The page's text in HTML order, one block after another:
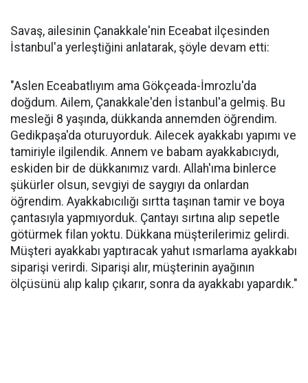
Savaş, ailesinin Çanakkale'nin Eceabat ilçesinden
İstanbul'a yerleştiğini anlatarak, şöyle devam etti:
"Aslen Eceabatlıyım ama Gökçeada-İmrozlu'da
doğdum. Ailem, Çanakkale'den İstanbul'a gelmiş. Bu
mesleği 8 yaşında, dükkanda annemden öğrendim.
Gedikpaşa'da oturuyorduk. Ailecek ayakkabı yapımı ve
tamiriyle ilgilendik. Annem ve babam ayakkabıcıydı,
eskiden bir de dükkanımız vardı. Allah'ıma binlerce
şükürler olsun, sevgiyi de saygıyı da onlardan
öğrendim. Ayakkabıcılığı sırtta taşınan tamir ve boya
çantasıyla yapmıyorduk. Çantayı sırtına alıp sepetle
götürmek filan yoktu. Dükkana müşterilerimiz gelirdi.
Müşteri ayakkabı yaptıracak yahut ısmarlama ayakkabı
siparişi verirdi. Siparişi alır, müşterinin ayağının
ölçüsünü alıp kalıp çıkarır, sonra da ayakkabı yapardık."